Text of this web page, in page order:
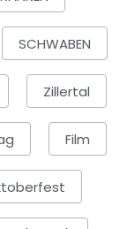
SCHWABEN
Zillertal
Film